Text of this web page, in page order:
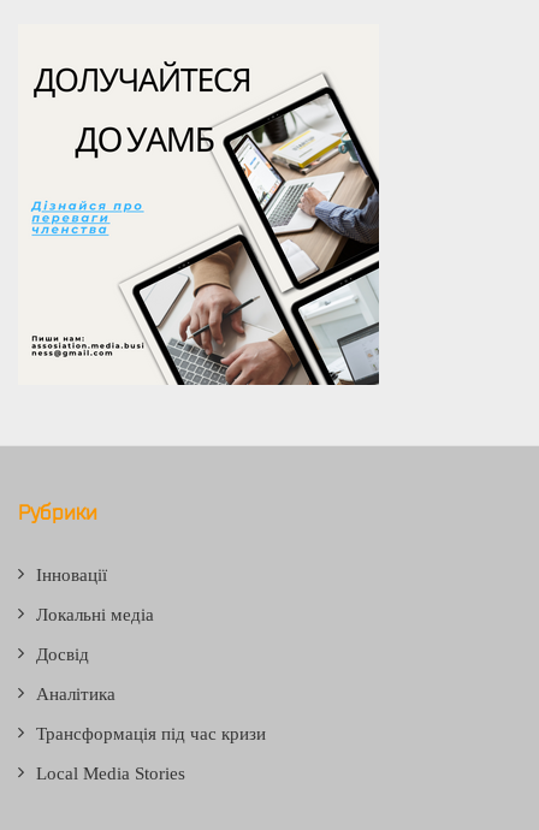
Рубрики
Інновації
Локальні медіа
Досвід
Аналітика
Трансформація під час кризи
Local Media Stories